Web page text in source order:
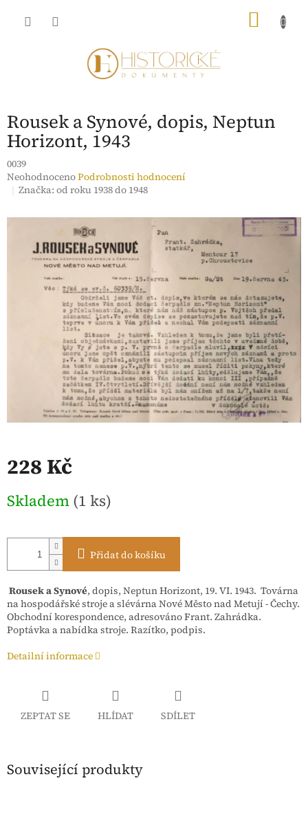
Rousek a Synové, dopis, Neptun
Horizont, 1943
0039
Průměrné
hodnocení
je
hvězdiček.
NeohodnocenoPodrobnosti hodnocení
Značka:od roku 1938 do 1948
228 Kč
cena:
Skladem (1 ks)
Přidat do košíku
Rousek a Synové, dopis, Neptun Horizont, 19. VI. 1943. Továrna
na hospodářské stroje a slévárna Nové Město nad Metují - Čechy.
Obchodní korespondence, adresováno Frant. Zahrádka.
Poptávka a nabídka stroje. Razítko, podpis.
Detailní informace
ZEPTAT SE HLÍDAT SDÍLET
Související produkty